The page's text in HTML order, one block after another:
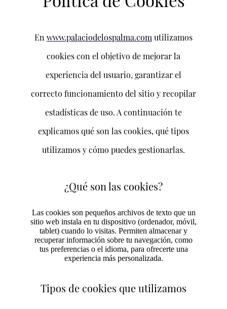
En www.palaciodelospalma.com utilizamos
cookies con el objetivo de mejorar la
experiencia del usuario, garantizar el
correcto funcionamiento del sitio y recopilar
estadísticas de uso. A continuación te
explicamos qué son las cookies, qué tipos
utilizamos y cómo puedes gestionarlas.
¿Qué son las cookies?
Las cookies son pequeños archivos de texto que un
sitio web instala en tu dispositivo (ordenador, móvil,
tablet) cuando lo visitas. Permiten almacenar y
recuperar información sobre tu navegación, como
tus preferencias o el idioma, para ofrecerte una
experiencia más personalizada.
Tipos de cookies que utilizamos